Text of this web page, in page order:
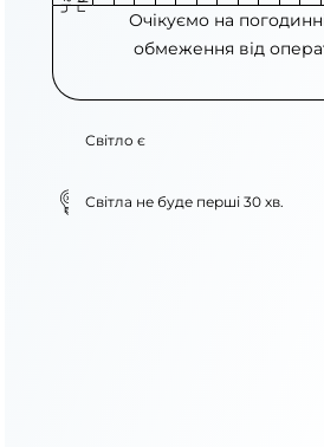
Очікуємо на
обмеження від
Світло є
Світла не буде перші 30 хв.